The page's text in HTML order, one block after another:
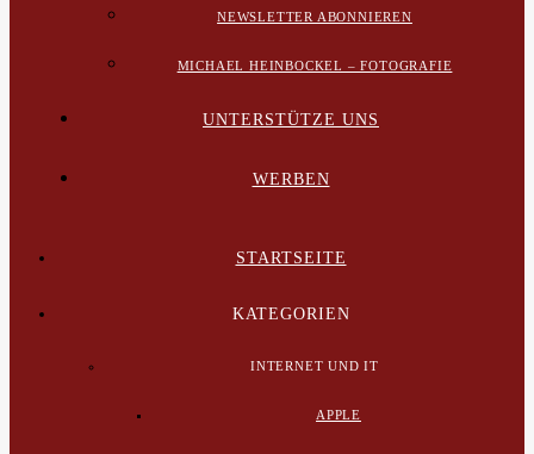
NEWSLETTER ABONNIEREN
MICHAEL HEINBOCKEL – FOTOGRAFIE
UNTERSTÜTZE UNS
WERBEN
STARTSEITE
KATEGORIEN
INTERNET UND IT
APPLE